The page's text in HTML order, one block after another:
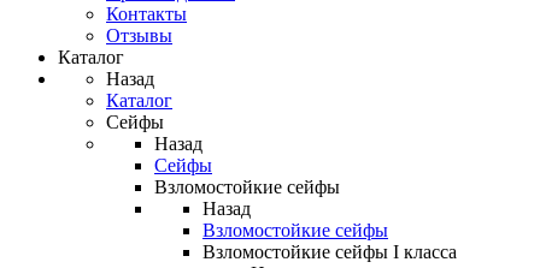
Контакты
Отзывы
Каталог
Назад
Каталог
Сейфы
Назад
Сейфы
Взломостойкие сейфы
Назад
Взломостойкие сейфы
Взломостойкие сейфы I класса